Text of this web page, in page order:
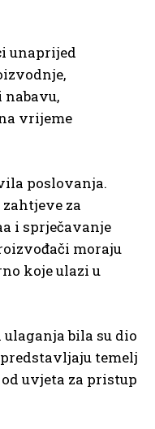
unaprijed
vrijeme
poslovanja.
za
i sprječavanje
moraju
koje ulazi u
bila su dio
temelj
uvjeta za pristup